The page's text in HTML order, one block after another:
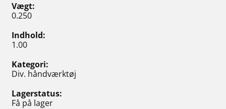
Vægt
0.250
Indhold
1.00
Kategori
Div. håndværktøj
Lagerstatus
Få på lager